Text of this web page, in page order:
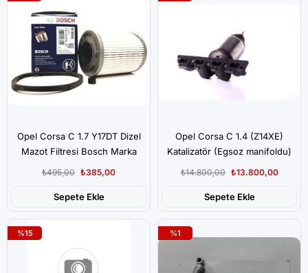
Opel Corsa C 1.7 Y17DT Dizel
Mazot Filtresi Bosch Marka
₺385,00
₺495,00
Sepete Ekle
Opel Corsa C 1.4 (Z14XE)
Katalizatör (Egsoz manifoldu)
₺13.800,00
₺14.800,00
Sepete Ekle
%15 %1